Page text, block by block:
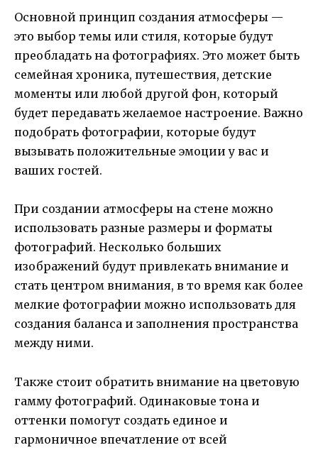
Основной принцип создания атмосферы —
это выбор темы или стиля, которые будут
преобладать на фотографиях. Это может быть
семейная хроника, путешествия, детские
моменты или любой другой фон, который
будет передавать желаемое настроение. Важно
подобрать фотографии, которые будут
вызывать положительные эмоции у вас и
ваших гостей.
При создании атмосферы на стене можно
использовать разные размеры и форматы
фотографий. Несколько больших
изображений будут привлекать внимание и
стать центром внимания, в то время как более
мелкие фотографии можно использовать для
создания баланса и заполнения пространства
между ними.
Также стоит обратить внимание на цветовую
гамму фотографий. Одинаковые тона и
оттенки помогут создать единое и
гармоничное впечатление от всей